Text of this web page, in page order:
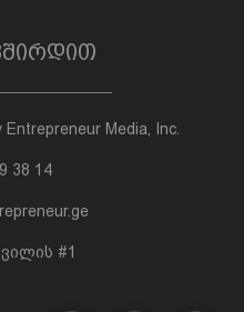
Media, Inc.
38 14
#1